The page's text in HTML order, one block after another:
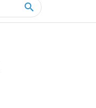
search